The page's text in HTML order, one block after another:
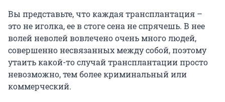
Вы представьте, что каждая трансплантация –
это не иголка, ее в стоге сена не спрячешь. В нее
волей неволей вовлечено очень много людей,
совершенно несвязанных между собой, поэтому
утаить какой-то случай трансплантации просто
невозможно, тем более криминальный или
коммерческий.